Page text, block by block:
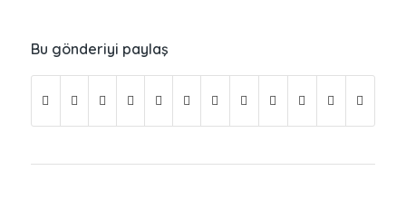
Bu gönderiyi paylaş